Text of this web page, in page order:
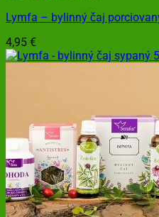
Lymfa – bylinný čaj
4,95 €